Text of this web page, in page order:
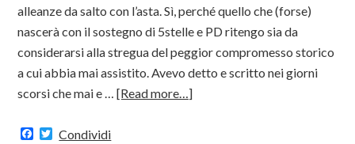
alleanze da salto con l’asta. Sì, perché quello che (forse)
nascerà con il sostegno di 5stelle e PD ritengo sia da
considerarsi alla stregua del peggior compromesso storico
a cui abbia mai assistito. Avevo detto e scritto nei giorni
scorsi che mai e …[Read more…]
Facebook
Twitter
Condividi